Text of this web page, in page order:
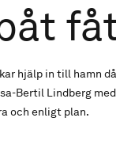
hjälp in till hamn
Bertil Lindberg
och enligt plan.